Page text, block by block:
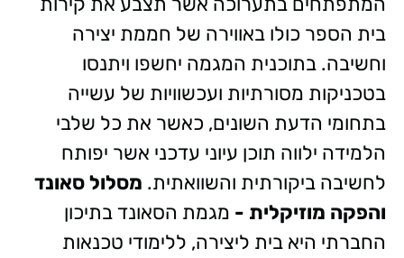
בית הספר כולו באווירה של חממת יצירה
וחשיבה. בתוכנית המגמה יחשפו ויתנסו
בטכניקות מסורתיות ועכשוויות של עשייה
בתחומי הדעת השונים, כאשר את כל שלבי
הלמידה ילווה תוכן עיוני עדכני אשר יפותח
לחשיבה ביקורתית והשוואתית. מסלול סאונד
והפקה מוזיקלית - מגמת הסאונד בתיכון
החברתי היא בית ליצירה, ללימודי טכנאות